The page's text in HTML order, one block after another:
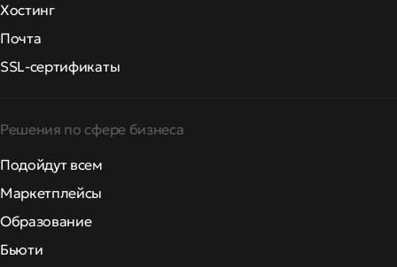
Хостинг
Почта
SSL-сертификаты
Решения по сфере бизнеса
Подойдут всем
Маркетплейсы
Образование
Бьюти